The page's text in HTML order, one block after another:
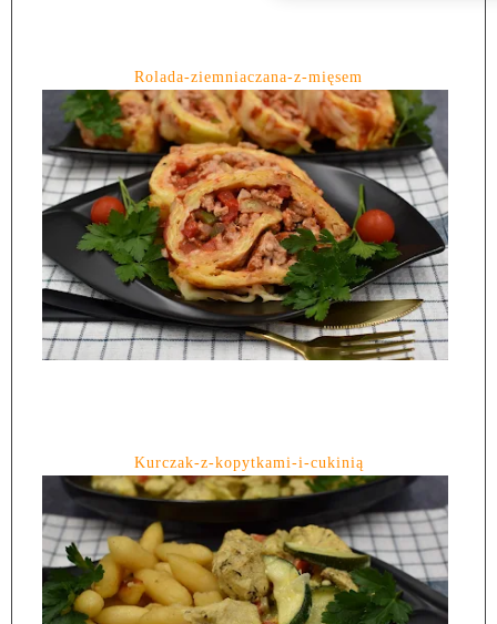
Rolada-ziemniaczana-z-mięsem
Kurczak-z-kopytkami-i-cukinią